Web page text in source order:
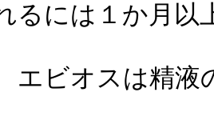
るには１か月以
エビオスは精液